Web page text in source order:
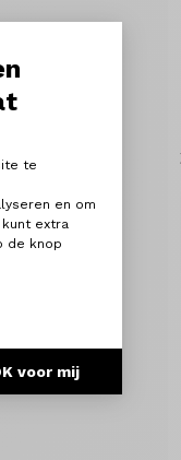
te
en om
extra
de knop
voor mij